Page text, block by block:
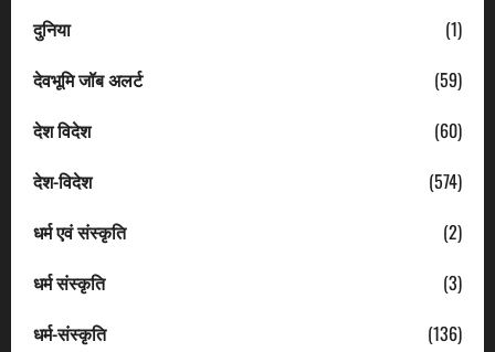
दुनिया
(1)
देवभूमि जॉब अलर्ट
(59)
देश विदेश
(60)
देश-विदेश
(574)
धर्म एवं संस्कृति
(2)
धर्म संस्कृति
(3)
धर्म-संस्कृति
(136)